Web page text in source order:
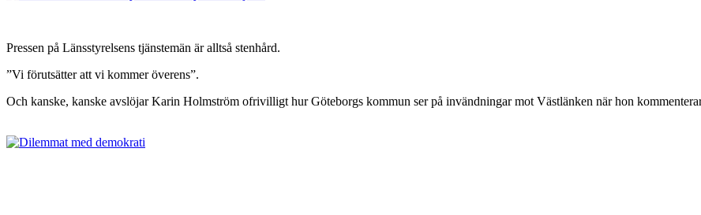
Pressen på Länsstyrelsens tjänstemän är alltså stenhård.
”Vi förutsätter att vi kommer överens”.
Och kanske, kanske avslöjar Karin Holmström ofrivilligt hur Göteborgs kommun ser på invändningar mot Västlänken när hon